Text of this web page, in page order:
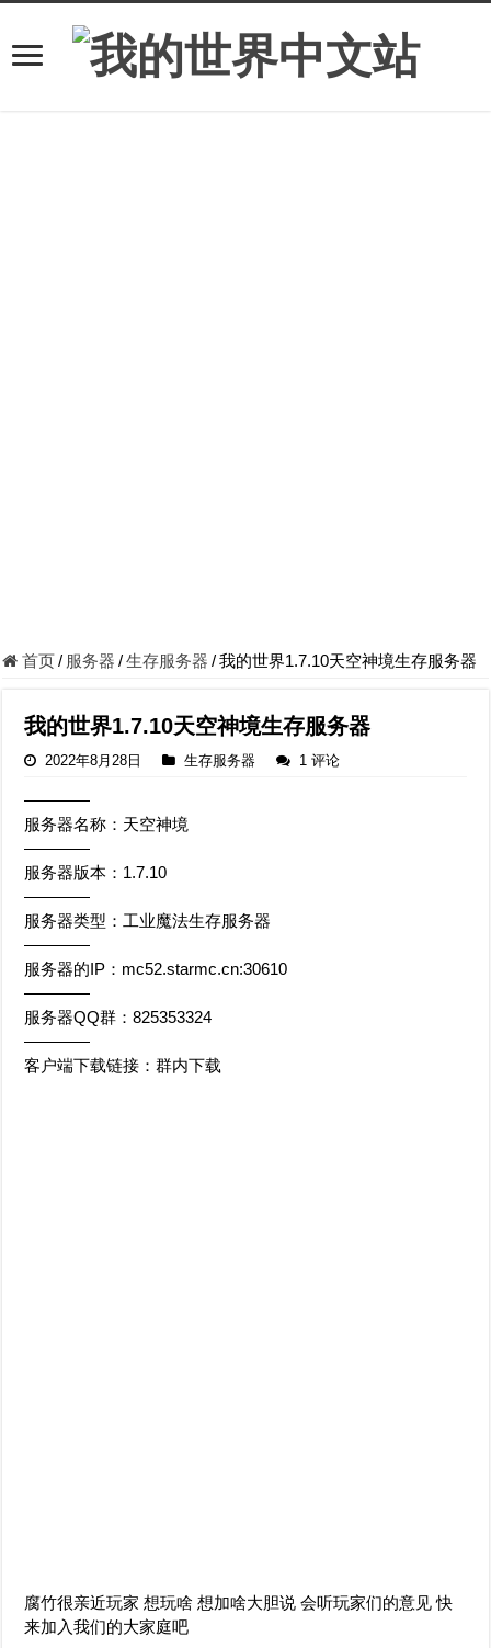
首页/ 服务器 /生存服务器 /我的世界1.7.10天空神境生存服务器
我的世界1.7.10天空神境生存服务器
2022年8月28日 生存服务器 1 评论
————
服务器名称：天空神境
————
服务器版本：1.7.10
————
服务器类型：工业魔法生存服务器
————
服务器的IP：mc52.starmc.cn:30610
————
服务器QQ群：825353324
————
客户端下载链接：群内下载
腐竹很亲近玩家 想玩啥 想加啥大胆说 会听玩家们的意见 快
来加入我们的大家庭吧